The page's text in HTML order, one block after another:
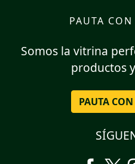
PAUTA
Somos la vitrina
productos
PAUTA